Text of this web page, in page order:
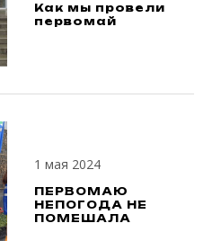
Как мы провели
первомай
1 мая 2024
ПЕРВОМАЮ
НЕПОГОДА НЕ
ПОМЕШАЛА